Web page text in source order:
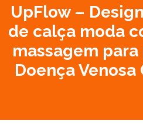
UpFlow –
de calça moda
massagem
Doença Venosa